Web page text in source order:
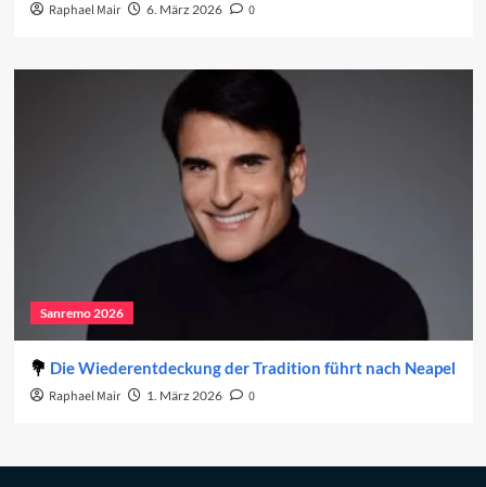
Raphael Mair 6. März 2026 0
Sanremo 2026
Die Wiederentdeckung der Tradition führt nach Neapel
Raphael Mair 1. März 2026 0